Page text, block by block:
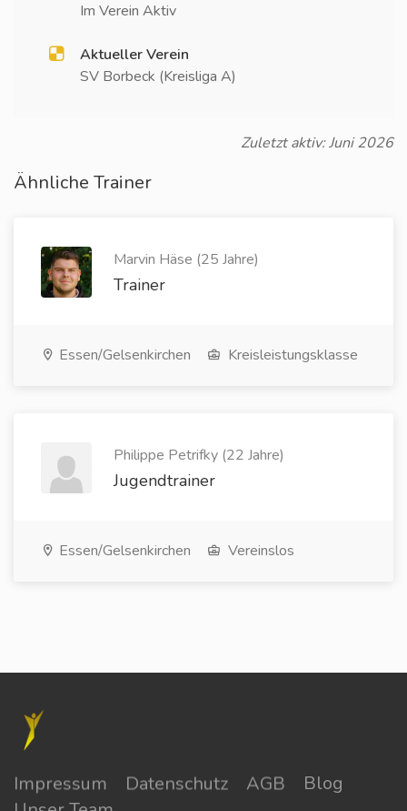
Im Verein Aktiv
Aktueller Verein
SV Borbeck (Kreisliga A)
Zuletzt aktiv: Juni 2026
Ähnliche Trainer
Marvin Häse (25 Jahre)
Trainer
Essen/Gelsenkirchen Kreisleistungsklasse
Philippe Petrifky (22 Jahre)
Jugendtrainer
Essen/Gelsenkirchen Vereinslos
Impressum Datenschutz AGB
Blog